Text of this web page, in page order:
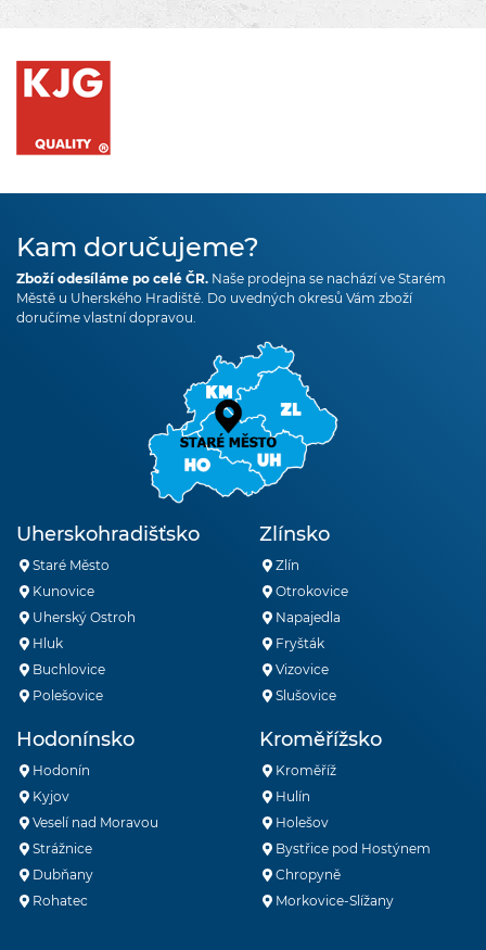
Kam doručujeme?
Zboží odesíláme po celé ČR. Naše prodejna se nachází ve Starém
Městě u Uherského Hradiště. Do uvedných okresů Vám zboží
doručíme vlastní dopravou.
Uherskohradišťsko
Staré Město
Kunovice
Uherský Ostroh
Hluk
Buchlovice
Polešovice
Zlínsko
Zlín
Otrokovice
Napajedla
Fryšták
Vizovice
Slušovice
Hodonínsko
Hodonín
Kyjov
Veselí nad Moravou
Strážnice
Dubňany
Rohatec
Kroměřížsko
Kroměříž
Hulín
Holešov
Bystřice pod Hostýnem
Chropyně
Morkovice-Slížany